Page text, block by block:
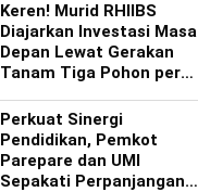
Keren! Murid RHIIBS
Diajarkan Investasi Masa
Depan Lewat Gerakan
Tanam Tiga Pohon per
Perkuat Sinergi
Pendidikan, Pemkot
Parepare dan UMI
Sepakati Perpanjangan